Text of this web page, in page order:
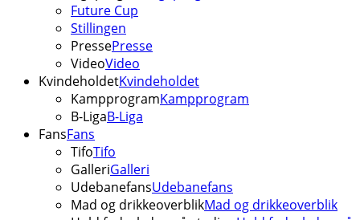
Future Cup
Stillingen
PressePresse
VideoVideo
KvindeholdetKvindeholdet
KampprogramKampprogram
B-LigaB-Liga
FansFans
TifoTifo
GalleriGalleri
UdebanefansUdebanefans
Mad og drikkeoverblikMad og drikkeoverblik